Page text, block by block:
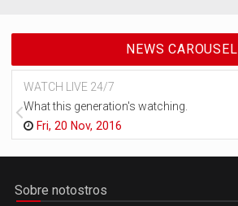
NEWS CAROUSEL
WATCH LIVE 24/7
What this generation's watching.
Fri, 20 Nov, 2016
Sobre notostros